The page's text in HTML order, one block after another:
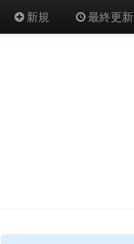
新規 最終更新